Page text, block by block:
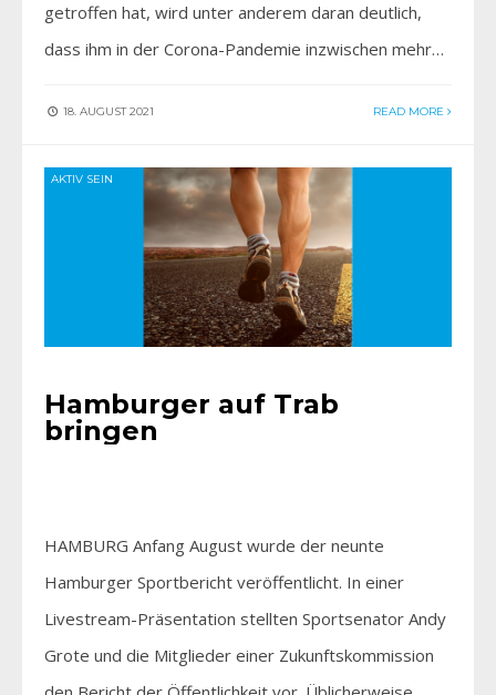
getroffen hat, wird unter anderem daran deutlich,
dass ihm in der Corona-Pandemie inzwischen mehr…
18. AUGUST 2021 READ MORE
AKTIV SEIN
Hamburger auf Trab
bringen
HAMBURG Anfang August wurde der neunte
Hamburger Sportbericht veröffentlicht. In einer
Livestream-Präsentation stellten Sportsenator Andy
Grote und die Mitglieder einer Zukunftskommission